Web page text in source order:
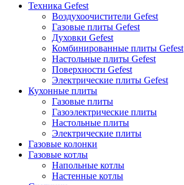
Техника Gefest
Воздухоочистители Gefest
Газовые плиты Gefest
Духовки Gefest
Комбинированные плиты Gefest
Настольные плиты Gefest
Поверхности Gefest
Электрические плиты Gefest
Кухонные плиты
Газовые плиты
Газоэлектрические плиты
Настольные плиты
Электрические плиты
Газовые колонки
Газовые котлы
Напольные котлы
Настенные котлы